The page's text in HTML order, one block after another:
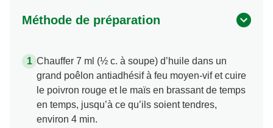
Méthode de préparation
Chauffer 7 ml (½ c. à soupe) d’huile dans un
grand poêlon antiadhésif à feu moyen-vif et cuire
le poivron rouge et le maïs en brassant de temps
en temps, jusqu’à ce qu’ils soient tendres,
environ 4 min.